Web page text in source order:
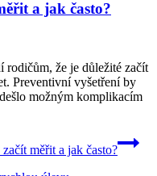
a jak často?
rodičům, že je důležité začít
Preventivní vyšetření by
možným komplikacím
měřit a jak často?